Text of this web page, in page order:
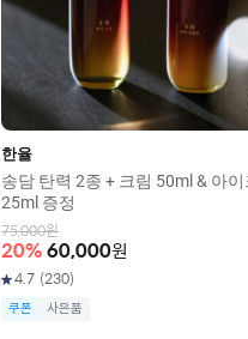
한율
송담 탄력 2종 + 크림 50ml & 아이
25ml 증정
75,000원
20% 60,000원
4.7 (230)
쿠폰 사은품